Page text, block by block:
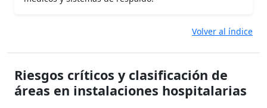
Volver al índice
Riesgos críticos y clasificación de
áreas en instalaciones hospitalarias